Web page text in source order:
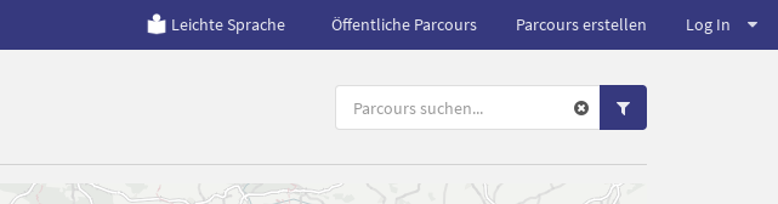
Leichte Sprache Öffentliche Parcours Parcours erstellen Log In